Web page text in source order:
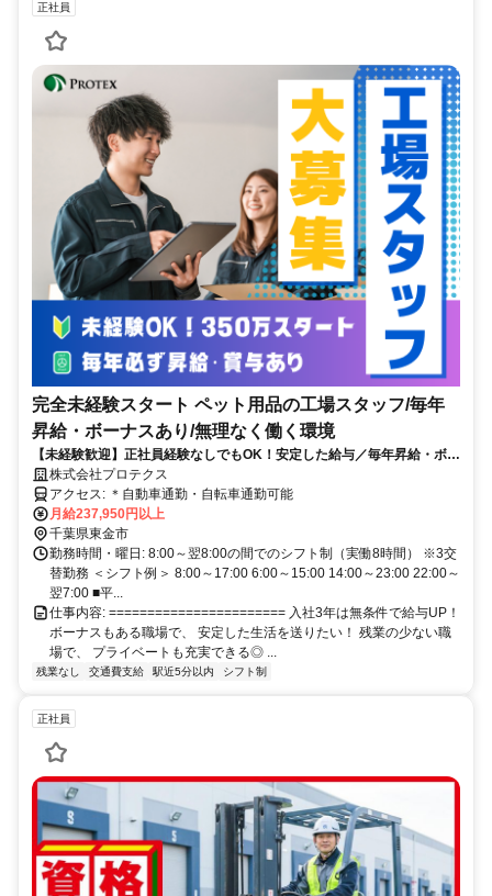
正社員
完全未経験スタート ペット用品の工場スタッフ/毎年
昇給・ボーナスあり/無理なく働く環境
【未経験歓迎】正社員経験なしでもOK！安定した給与／毎年昇給・ボー
ナスあり／和気あいあいとした現場で楽しみながら働く
株式会社プロテクス
アクセス: ＊自動車通勤・自転車通勤可能
月給237,950円以上
千葉県東金市
勤務時間・曜日: 8:00～翌8:00の間でのシフト制（実働8時間） ※3交
替勤務 ＜シフト例＞ 8:00～17:00 6:00～15:00 14:00～23:00 22:00～
翌7:00 ■平...
仕事内容: ======================= 入社3年は無条件で給与UP！
ボーナスもある職場で、 安定した生活を送りたい！ 残業の少ない職
場で、 プライベートも充実できる◎ ...
残業なし 交通費支給 駅近5分以内 シフト制
正社員